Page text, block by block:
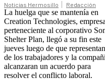
Noticias Hermosillo Redacción
La huelga que se mantenía en
Creation Technologies, empresa
perteneciente al corporativo
Shelter Plan, llegó a su fin este
jueves luego de que
de los trabajadores y la
alcanzaran un acuerdo para
resolver el conflicto laboral.